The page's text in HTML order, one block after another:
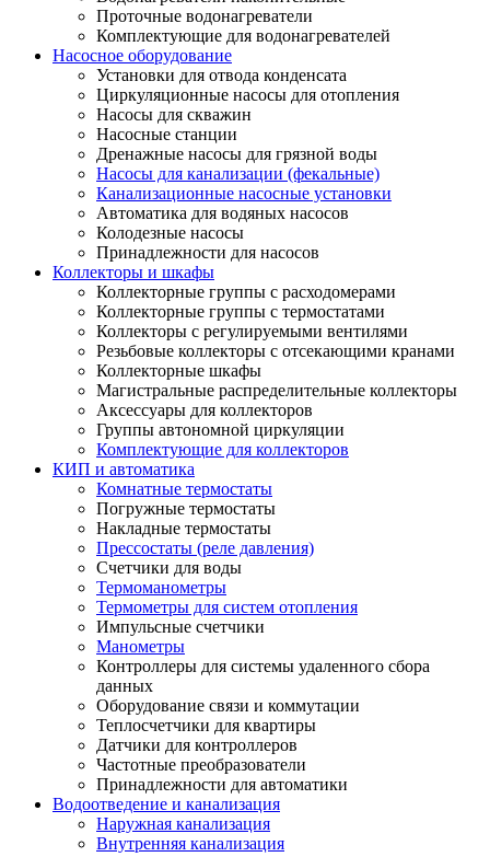
Проточные водонагреватели
Комплектующие для водонагревателей
Насосное оборудование
Установки для отвода конденсата
Циркуляционные насосы для отопления
Насосы для скважин
Насосные станции
Дренажные насосы для грязной воды
Насосы для канализации (фекальные)
Канализационные насосные установки
Автоматика для водяных насосов
Колодезные насосы
Принадлежности для насосов
Коллекторы и шкафы
Коллекторные группы с расходомерами
Коллекторные группы с термостатами
Коллекторы с регулируемыми вентилями
Резьбовые коллекторы с отсекающими кранами
Коллекторные шкафы
Магистральные распределительные коллекторы
Аксессуары для коллекторов
Группы автономной циркуляции
Комплектующие для коллекторов
КИП и автоматика
Комнатные термостаты
Погружные термостаты
Накладные термостаты
Прессостаты (реле давления)
Счетчики для воды
Термоманометры
Термометры для систем отопления
Импульсные счетчики
Манометры
Контроллеры для системы удаленного сбора
данных
Оборудование связи и коммутации
Теплосчетчики для квартиры
Датчики для контроллеров
Частотные преобразователи
Принадлежности для автоматики
Водоотведение и канализация
Наружная канализация
Внутренняя канализация